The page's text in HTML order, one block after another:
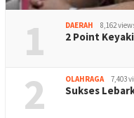
1 DAERAH 8,162
2 Point
2 OLAHRAGA 7,403
Sukses